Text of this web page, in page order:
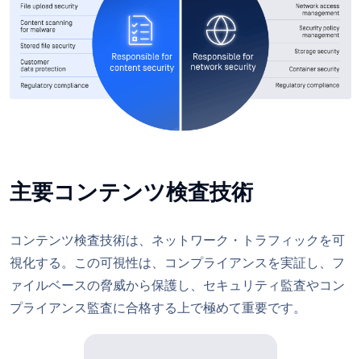
主要コンテンツ検査技術
コンテンツ検査技術は、ネットワーク・トラフィックを可
視化する。この可視性は、コンプライアンスを実証し、フ
ァイルベースの脅威から保護し、セキュリティ監査やコン
プライアンス監査に合格する上で極めて重要です。